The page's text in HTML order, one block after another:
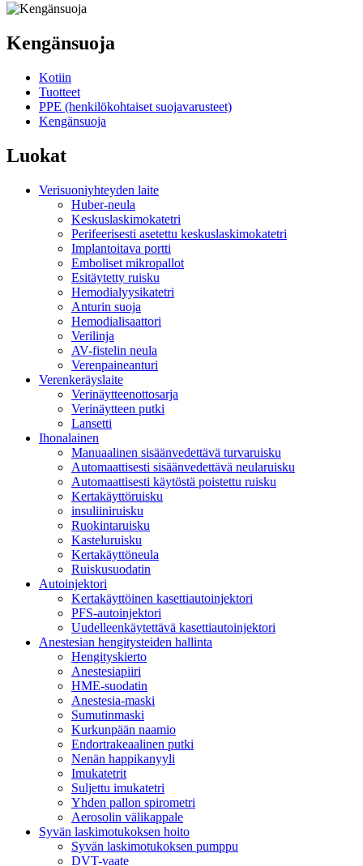
Kengänsuoja
Kotiin
Tuotteet
PPE (henkilökohtaiset suojavarusteet)
Kengänsuoja
Luokat
Verisuoniyhteyden laite
Huber-neula
Keskuslaskimokatetri
Perifeerisesti asetettu keskuslaskimokatetri
Implantoitava portti
Emboliset mikropallot
Esitäytetty ruisku
Hemodialyysikatetri
Anturin suoja
Hemodialisaattori
Verilinja
AV-fistelin neula
Verenpaineanturi
Verenkeräyslaite
Verinäytteenottosarja
Verinäytteen putki
Lansetti
Ihonalainen
Manuaalinen sisäänvedettävä turvaruisku
Automaattisesti sisäänvedettävä neularuisku
Automaattisesti käytöstä poistettu ruisku
Kertakäyttöruisku
insuliiniruisku
Ruokintaruisku
Kasteluruisku
Kertakäyttöneula
Ruiskusuodatin
Autoinjektori
Kertakäyttöinen kasettiautoinjektori
PFS-autoinjektori
Uudelleenkäytettävä kasettiautoinjektori
Anestesian hengitysteiden hallinta
Hengityskierto
Anestesiapiiri
HME-suodatin
Anestesia-maski
Sumutinmaski
Kurkunpään naamio
Endortrakeaalinen putki
Nenän happikanyyli
Imukatetrit
Suljettu imukatetri
Yhden pallon spirometri
Aerosolin välikappale
Syvän laskimotukoksen hoito
Syvän laskimotukoksen pumppu
DVT-vaate